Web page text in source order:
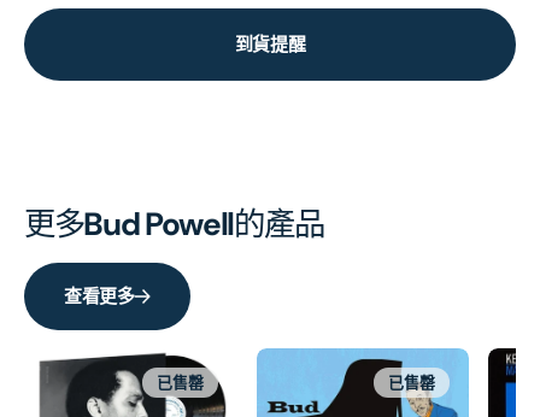
到貨提醒
更多Bud Powell的產品
查看更多
已售罄 已售罄